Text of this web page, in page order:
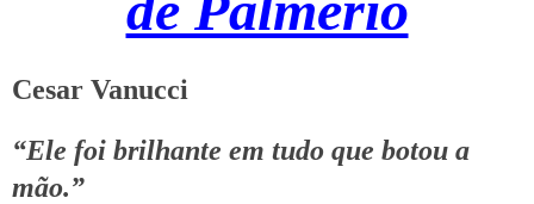
Cesar Vanucci
“Ele foi brilhante em tudo que botou a
mão.”